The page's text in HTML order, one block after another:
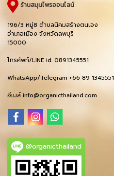
ร้านสมุนไพรออนไลน์
196/3 หมู่8 ตำบลนิคมสร้างตนเอง
อำเภอเมือง จังหวัดลพบุรี
15000
โทรศัพท์/LINE id. 0891345551
WhatsApp/Telegram +66 89 1345551
อีเมล์ info@organicthailand.com
@organicthailand